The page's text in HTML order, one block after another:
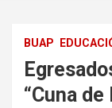
BUAP
“Cuna